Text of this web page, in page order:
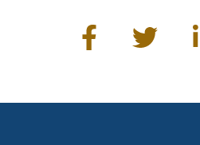
Condividi questa